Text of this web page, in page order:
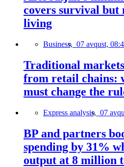
covers survival but
living
Business, 07 avqust,
Traditional
from retail chains:
must change the
Express analysis, 07
BP and partners
spending by 31%
output at 8 million